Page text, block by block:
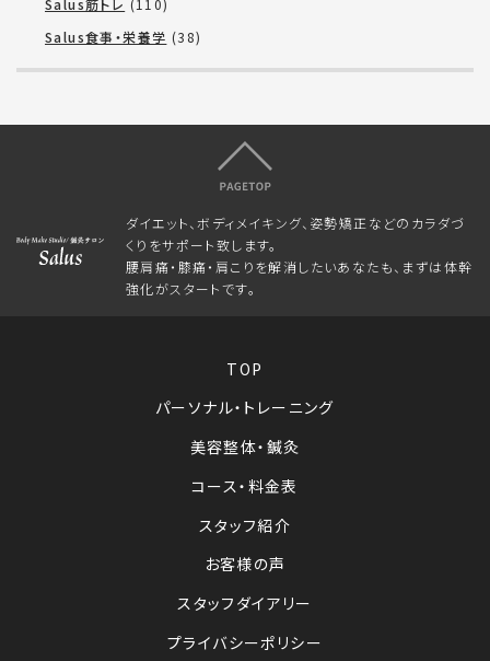
Salus食事・栄養学 (38)
ダイエット、ボディメイキング、姿勢矯正などのカラダづ
くりをサポート致します。
腰肩痛・膝痛・肩こりを解消したいあなたも、まずは体幹
強化がスタートです。
TOP
パーソナル・トレーニング
美容整体・鍼灸
コース・料金表
スタッフ紹介
お客様の声
スタッフダイアリー
プライバシーポリシー